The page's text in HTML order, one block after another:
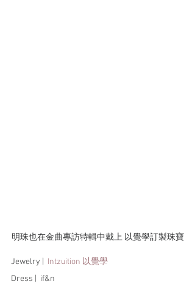
明珠也在金曲專訪特輯中戴上 以覺學訂製珠寶
Jewelry | Intzuition 以覺學
Dress |  if&n